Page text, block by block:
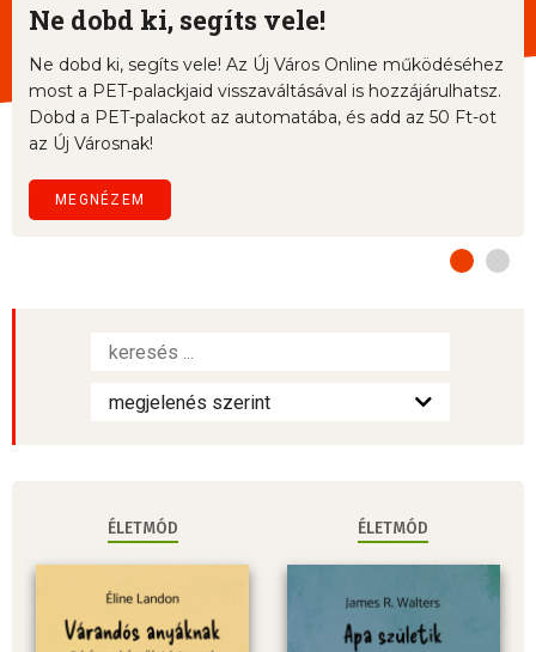
Ne dobd ki, segíts vele!
Ne dobd ki, segíts vele! Az Új Város Online működéséhez
most a PET-palackjaid visszaváltásával is hozzájárulhatsz.
Dobd a PET-palackot az automatába, és add az 50 Ft-ot
az Új Városnak!
MEGNÉZEM
ÉLETMÓD ÉLETMÓD